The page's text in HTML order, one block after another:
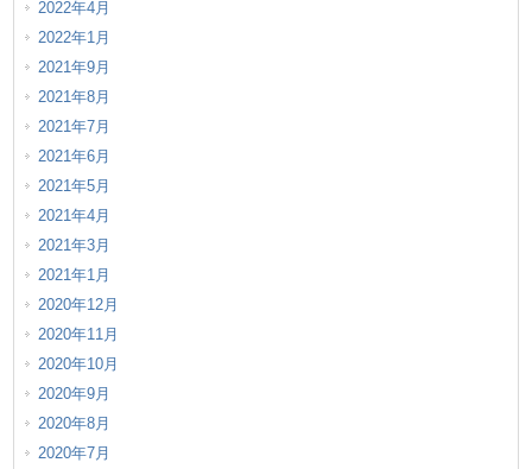
2022年4月
2022年1月
2021年9月
2021年8月
2021年7月
2021年6月
2021年5月
2021年4月
2021年3月
2021年1月
2020年12月
2020年11月
2020年10月
2020年9月
2020年8月
2020年7月